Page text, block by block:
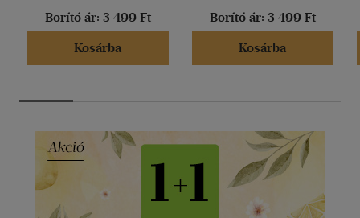
Borító ár: 3 499 Ft
Kosárba
Borító ár: 3 499 Ft
Kosárba